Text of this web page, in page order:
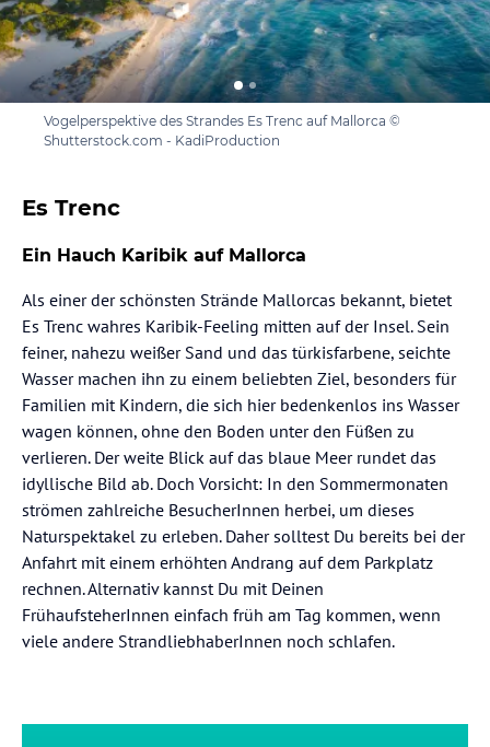
Vogelperspektive des Strandes Es Trenc auf Mallorca ©
Shutterstock.com - KadiProduction
Es Trenc
Ein Hauch Karibik auf Mallorca
Als einer der schönsten Strände Mallorcas bekannt, bietet
Es Trenc wahres Karibik-Feeling mitten auf der Insel. Sein
feiner, nahezu weißer Sand und das türkisfarbene, seichte
Wasser machen ihn zu einem beliebten Ziel, besonders für
Familien mit Kindern, die sich hier bedenkenlos ins Wasser
wagen können, ohne den Boden unter den Füßen zu
verlieren. Der weite Blick auf das blaue Meer rundet das
idyllische Bild ab. Doch Vorsicht: In den Sommermonaten
strömen zahlreiche BesucherInnen herbei, um dieses
Naturspektakel zu erleben. Daher solltest Du bereits bei der
Anfahrt mit einem erhöhten Andrang auf dem Parkplatz
rechnen. Alternativ kannst Du mit Deinen
FrühaufsteherInnen einfach früh am Tag kommen, wenn
viele andere StrandliebhaberInnen noch schlafen.